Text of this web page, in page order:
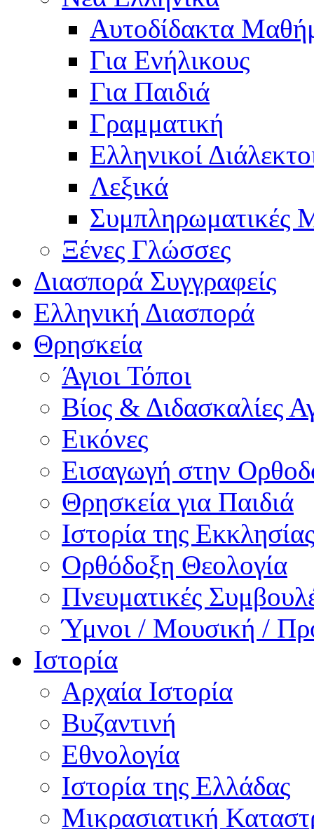
Αυτοδίδακτα
Για Ενήλικους
Για Παιδιά
Γραμματική
Ελληνικοί
Λεξικά
Συμπληρωματικές
Ξένες Γλώσσες
Διασπορά Συγγραφείς
Ελληνική Διασπορά
Θρησκεία
Άγιοι Τόποι
Βίος & Διδασκαλίες
Εικόνες
Εισαγωγή στην
Θρησκεία για Παιδιά
Ιστορία της Εκκλησίας
Ορθόδοξη Θεολογία
Πνευματικές
Ύμνοι / Μουσική /
Ιστορία
Αρχαία Ιστορία
Βυζαντινή
Εθνολογία
Ιστορία της Ελλάδας
Μικρασιατική